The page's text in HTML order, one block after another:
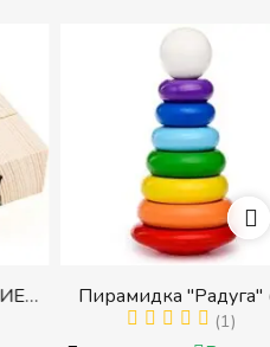
Пирамидка "Радуга" (8
деталей) (Пирамидка
(1)